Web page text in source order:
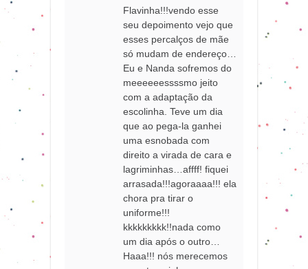
Flavinha!!!vendo esse
seu depoimento vejo que
esses percalços de mãe
só mudam de endereço…
Eu e Nanda sofremos do
meeeeeessssmo jeito
com a adaptação da
escolinha. Teve um dia
que ao pega-la ganhei
uma esnobada com
direito a virada de cara e
lagriminhas…affff! fiquei
arrasada!!!agoraaaa!!! ela
chora pra tirar o
uniforme!!!
kkkkkkkkk!!nada como
um dia após o outro…
Haaa!!! nós merecemos